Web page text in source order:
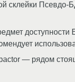
склейки Псевдо-
доступности
— рядом